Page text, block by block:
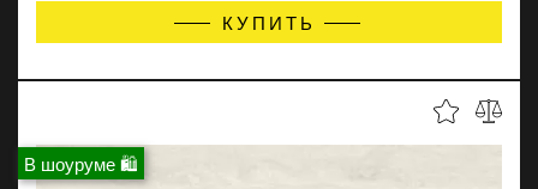
КУПИТЬ
В шоуруме 🛍